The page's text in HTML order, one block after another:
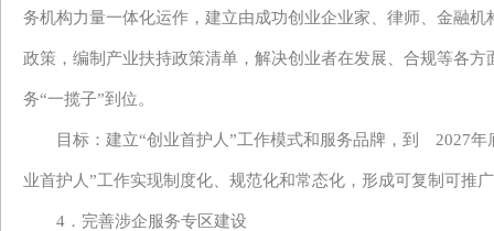
务机构力量一体化运作，建立由成功创业企业家、律师、金融
政策，编制产业扶持政策清单，解决创业者在发展、合规等各方
务“一揽子”到位。
目标：建立“创业首护人”工作模式和服务品牌，到 2027年
业首护人”工作实现制度化、规范化和常态化，形成可复制可推
4．完善涉企服务专区建设